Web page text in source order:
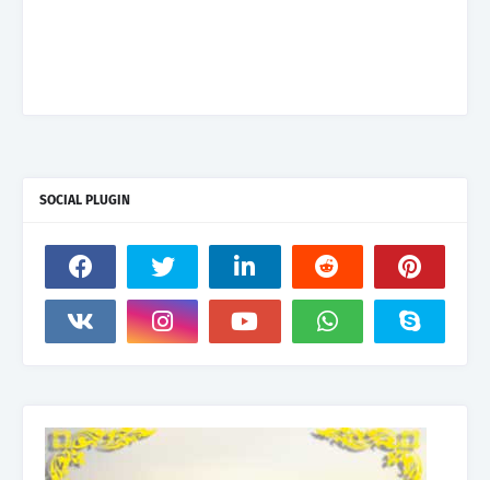
SOCIAL PLUGIN